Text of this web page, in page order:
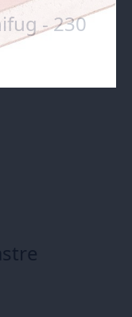
- 230